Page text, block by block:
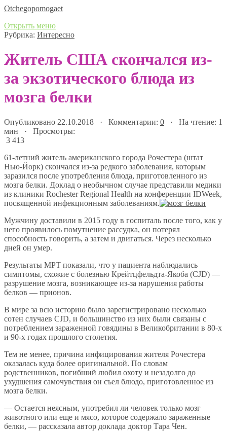
Оtchegopomogaet
Открыть меню
Рубрика: Интересно
Житель США скончался из-
за экзотического блюда из
мозга белки
Опубликовано 22.10.2018 · Комментарии: 0 · На чтение: 1
мин · Просмотры:
3 413
61-летний житель американского города Рочестера (штат
Нью-Йорк) скончался из-за редкого заболевания, которым
заразился после употребления блюда, приготовленного из
мозга белки. Доклад о необычном случае представили медики
из клиники Rochester Regional Health на конференции IDWeek,
посвященной инфекционным заболеваниям.
Мужчину доставили в 2015 году в госпиталь после того, как у
него проявилось помутнение рассудка, он потерял
способность говорить, а затем и двигаться. Через несколько
дней он умер.
Результаты МРТ показали, что у пациента наблюдались
симптомы, схожие с болезнью Крейтцфельдта-Якоба (CJD) —
разрушение мозга, возникающее из-за нарушения работы
белков — прионов.
В мире за всю историю было зарегистрировано несколько
сотен случаев CJD, и большинство из них были связаны с
потреблением зараженной говядины в Великобритании в 80-х
и 90-х годах прошлого столетия.
Тем не менее, причина инфицирования жителя Рочестера
оказалась куда более оригинальной. По словам
родственников, погибший любил охоту и незадолго до
ухудшения самочувствия он съел блюдо, приготовленное из
мозга белки.
— Остается неясным, употребил ли человек только мозг
животного или еще и мясо, которое содержало зараженные
белки, — рассказала автор доклада доктор Тара Чен.